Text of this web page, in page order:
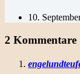
10.
2 Kommentare